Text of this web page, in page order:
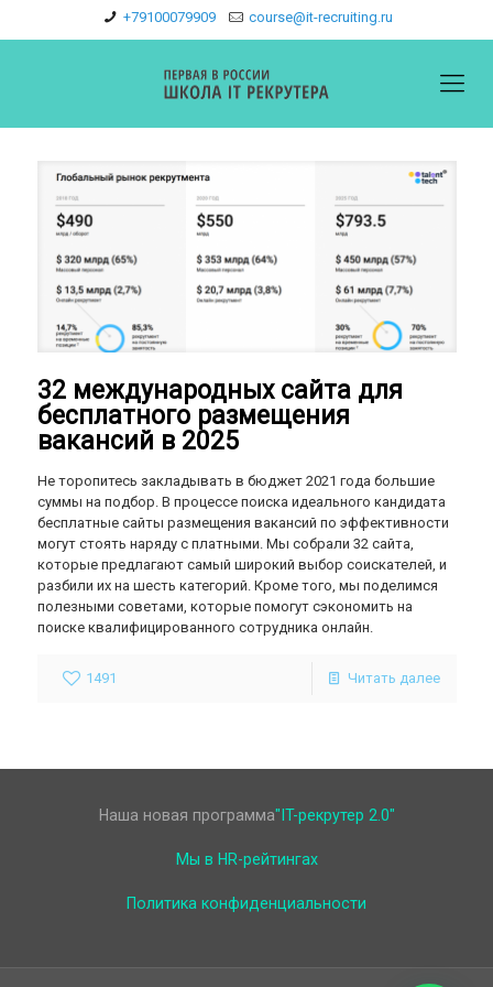
+79100079909 course@it-recruiting.ru
32 международных сайта для
бесплатного размещения
вакансий в 2025
Не торопитесь закладывать в бюджет 2021 года большие
суммы на подбор. В процессе поиска идеального кандидата
бесплатные сайты размещения вакансий по эффективности
могут стоять наряду с платными. Мы собрали 32 сайта,
которые предлагают самый широкий выбор соискателей, и
разбили их на шесть категорий. Кроме того, мы поделимся
полезными советами, которые помогут сэкономить на
поиске квалифицированного сотрудника онлайн.
1491 Читать далее
Наша новая программа"IT-рекрутер 2.0"
Мы в HR-рейтингах
Политика конфиденциальности